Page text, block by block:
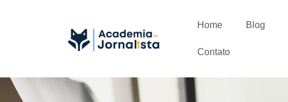
Home Blog
Contato